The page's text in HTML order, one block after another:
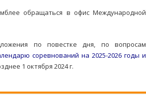
обращаться в офис Международной
по повестке дня, по вопросам
соревнований на 2025-2026 годы и
1 октября 2024 г.